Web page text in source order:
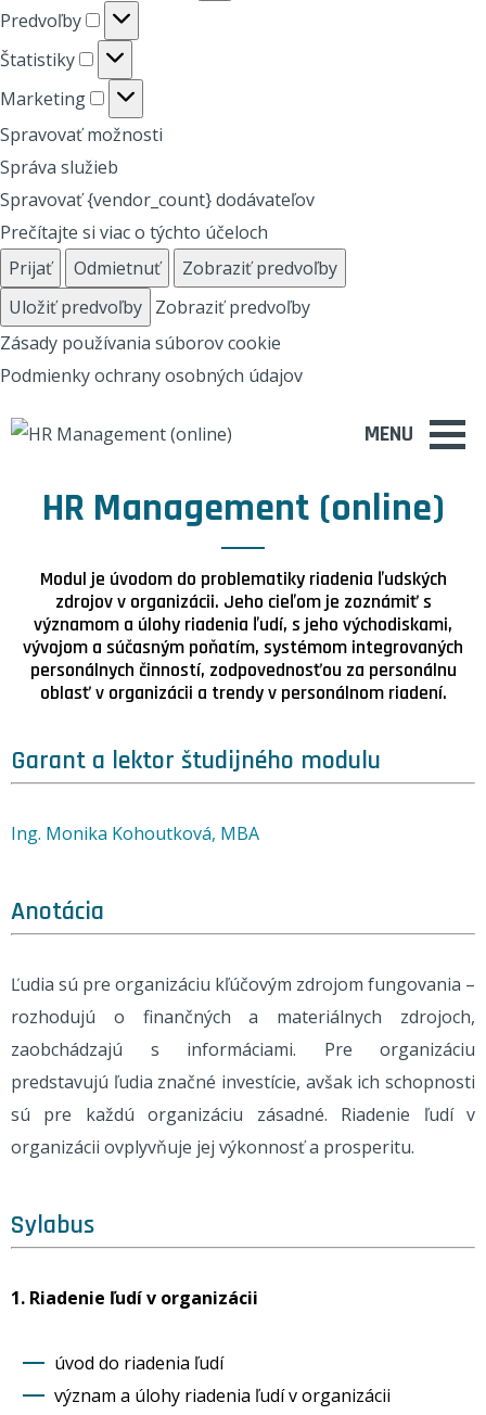
Predvoľby
Predvoľby
Štatistiky
Štatistiky
Marketing
Marketing
Spravovať možnosti
Správa služieb
Spravovať {vendor_count} dodávateľov
Prečítajte si viac o týchto účeloch
Prijať
Odmietnuť
Zobraziť predvoľby
Uložiť predvoľby Zobraziť predvoľby
Zásady používania súborov cookie
Podmienky ochrany osobných údajov
MENU
HR Management (online)
Modul je úvodom do problematiky riadenia ľudských
zdrojov v organizácii. Jeho cieľom je zoznámiť s
významom a úlohy riadenia ľudí, s jeho východiskami,
vývojom a súčasným poňatím, systémom integrovaných
personálnych činností, zodpovednosťou za personálnu
oblasť v organizácii a trendy v personálnom riadení.
Garant a lektor študijného modulu
Ing. Monika Kohoutková, MBA
Anotácia
Ľudia sú pre organizáciu kľúčovým zdrojom fungovania –
rozhodujú o finančných a materiálnych zdrojoch,
zaobchádzajú s informáciami. Pre organizáciu
predstavujú ľudia značné investície, avšak ich schopnosti
sú pre každú organizáciu zásadné. Riadenie ľudí v
organizácii ovplyvňuje jej výkonnosť a prosperitu.
Sylabus
1. Riadenie ľudí v organizácii
úvod do riadenia ľudí
význam a úlohy riadenia ľudí v organizácii